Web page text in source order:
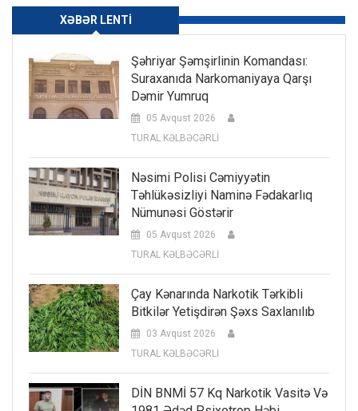
XƏBƏR LENTI
Şəhriyar Şəmşirlinin Komandası:
Suraxanıda Narkomaniyaya Qarşı
Dəmir Yumruq
05 Avqust 2026
TURAL KƏLBƏCƏRLİ
Nəsimi Polisi Cəmiyyətin
Təhlükəsizliyi Naminə Fədakarlıq
Nümunəsi Göstərir
05 Avqust 2026
TURAL KƏLBƏCƏRLİ
Çay Kənarında Narkotik Tərkibli
Bitkilər Yetişdirən Şəxs Saxlanılıb
03 Avqust 2026
TURAL KƏLBƏCƏRLİ
DİN BNMİ 57 Kq Narkotik Vasitə Və